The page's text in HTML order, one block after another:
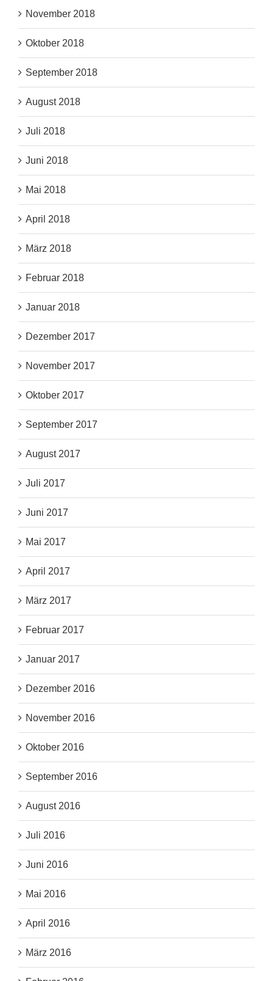
November 2018
Oktober 2018
September 2018
August 2018
Juli 2018
Juni 2018
Mai 2018
April 2018
März 2018
Februar 2018
Januar 2018
Dezember 2017
November 2017
Oktober 2017
September 2017
August 2017
Juli 2017
Juni 2017
Mai 2017
April 2017
März 2017
Februar 2017
Januar 2017
Dezember 2016
November 2016
Oktober 2016
September 2016
August 2016
Juli 2016
Juni 2016
Mai 2016
April 2016
März 2016